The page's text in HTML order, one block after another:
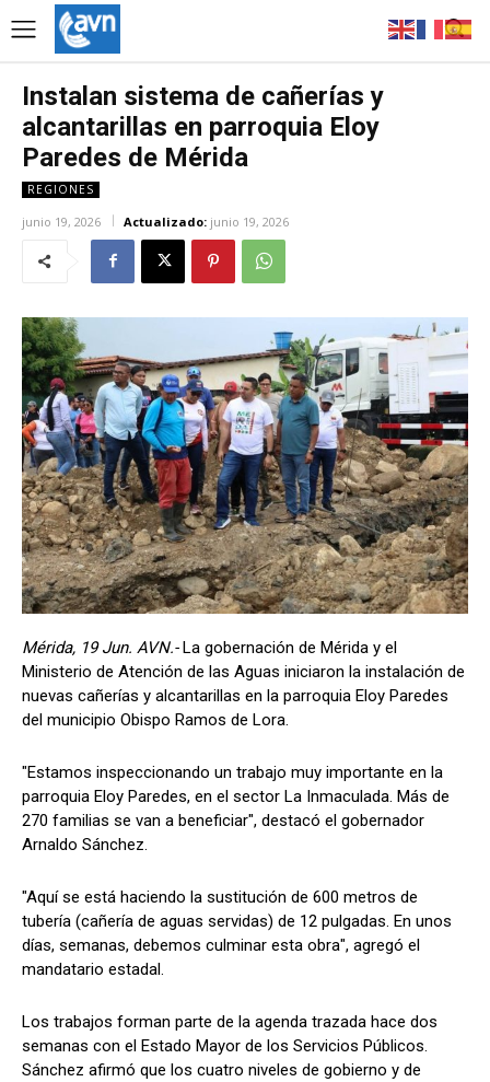
Instalan sistema de cañerías y
alcantarillas en parroquia Eloy
Paredes de Mérida
REGIONES
junio 19, 2026 Actualizado: junio 19, 2026
Mérida, 19 Jun. AVN.-La gobernación de Mérida y el
Ministerio de Atención de las Aguas iniciaron la instalación de
nuevas cañerías y alcantarillas en la parroquia Eloy Paredes
del municipio Obispo Ramos de Lora.
"Estamos inspeccionando un trabajo muy importante en la
parroquia Eloy Paredes, en el sector La Inmaculada. Más de
270 familias se van a beneficiar", destacó el gobernador
Arnaldo Sánchez.
"Aquí se está haciendo la sustitución de 600 metros de
tubería (cañería de aguas servidas) de 12 pulgadas. En unos
días, semanas, debemos culminar esta obra", agregó el
mandatario estadal.
Los trabajos forman parte de la agenda trazada hace dos
semanas con el Estado Mayor de los Servicios Públicos.
Sánchez afirmó que los cuatro niveles de gobierno y de